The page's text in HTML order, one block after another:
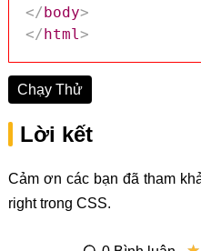
</body>
</html>
Chạy Thử
Lời kết
Cảm ơn các bạn đã tham
right trong CSS.